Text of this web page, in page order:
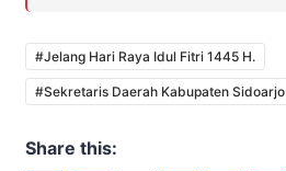
#Jelang Hari Raya Idul Fitri 1445 H.
#Sekretaris Daerah Kabupaten Sidoarjo
Share this: